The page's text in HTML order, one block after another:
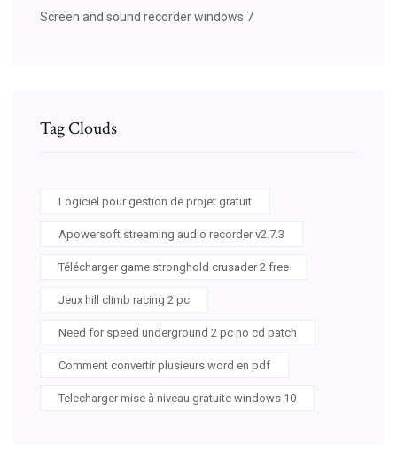
Screen and sound recorder windows 7
Tag Clouds
Logiciel pour gestion de projet gratuit
Apowersoft streaming audio recorder v2.7.3
Télécharger game stronghold crusader 2 free
Jeux hill climb racing 2 pc
Need for speed underground 2 pc no cd patch
Comment convertir plusieurs word en pdf
Telecharger mise à niveau gratuite windows 10